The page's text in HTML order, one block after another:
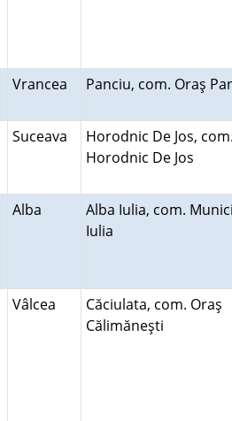
Vrancea Panciu, com. Oraş
Suceava
Horodnic De Jos, com.
Horodnic De Jos
Alba
Alba Iulia, com.
Iulia
Vâlcea
Căciulata, com. Oraş
Călimăneşti